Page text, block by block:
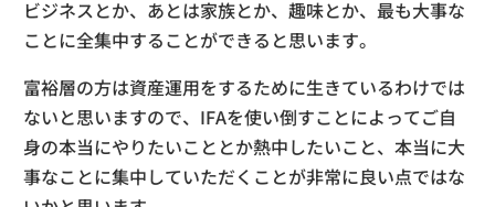
ビジネスとか、あとは家族とか、趣味とか、最も大事な
ことに全集中することができると思います。
富裕層の方は資産運用をするために生きているわけでは
ないと思いますので、IFAを使い倒すことによってご自
身の本当にやりたいこととか熱中したいこと、本当に大
事なことに集中していただくことが非常に良い点ではな